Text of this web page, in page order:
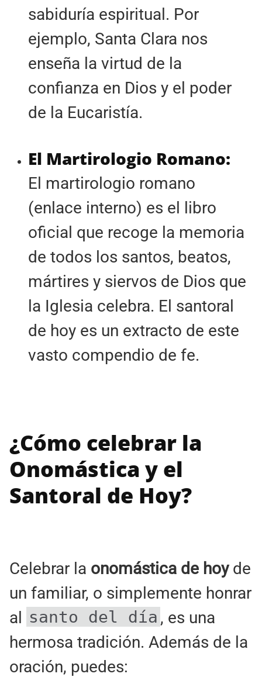
sabiduría espiritual. Por
ejemplo, Santa Clara nos
enseña la virtud de la
confianza en Dios y el poder
de la Eucaristía.
El Martirologio Romano:
El martirologio romano
(enlace interno) es el libro
oficial que recoge la memoria
de todos los santos, beatos,
mártires y siervos de Dios que
la Iglesia celebra. El santoral
de hoy es un extracto de este
vasto compendio de fe.
¿Cómo celebrar la
Onomástica y el
Santoral de Hoy?
Celebrar la onomástica de hoyde
un familiar, o simplemente honrar
al santo del día , es una
hermosa tradición. Además de la
oración, puedes: